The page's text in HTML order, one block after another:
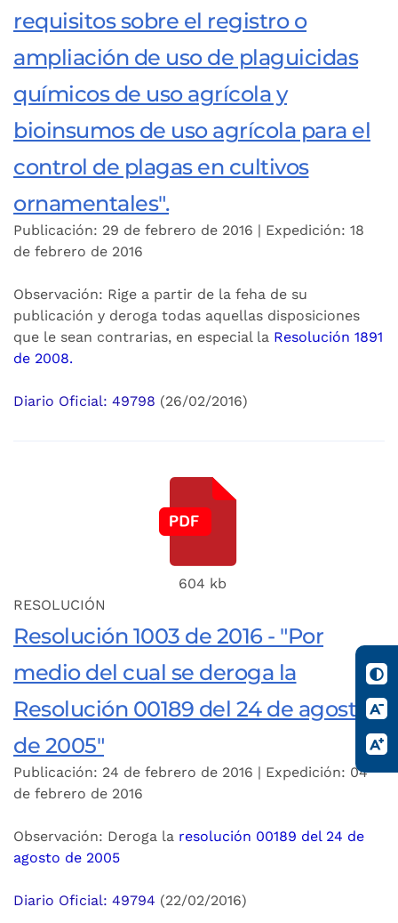
requisitos sobre el registro o
ampliación de uso de plaguicidas
químicos de uso agrícola y
bioinsumos de uso agrícola para el
control de plagas en cultivos
ornamentales".
Publicación: 29 de febrero de 2016 | Expedición: 18
de febrero de 2016
Observación: Rige a partir de la feha de su
publicación y deroga todas aquellas disposiciones
que le sean contrarias, en especial la Resolución 1891
de 2008.
Diario Oficial: 49798 (26/02/2016)
604 kb
RESOLUCIÓN
Resolución 1003 de 2016 - "Por
medio del cual se deroga la
Resolución 00189 del 24 de agosto
de 2005"
Publicación: 24 de febrero de 2016 | Expedición: 04
de febrero de 2016
Observación: Deroga la resolución 00189 del 24 de
agosto de 2005
Diario Oficial: 49794 (22/02/2016)